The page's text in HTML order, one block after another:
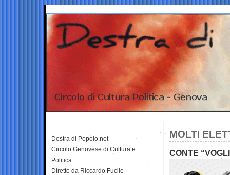
MOLTI
CONTE
Destra di Popolo.net
Circolo Genovese di Cultura e
Politica
Diretto da Riccardo Fucile